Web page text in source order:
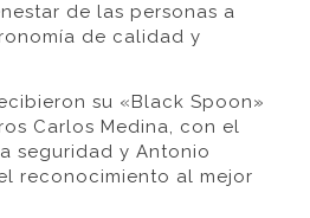
de las personas a
de calidad y
su «Black Spoon»
Carlos Medina, con el
seguridad y Antonio
reconocimiento al mejor